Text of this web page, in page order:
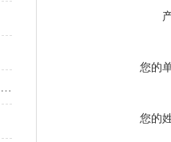
您的
您的